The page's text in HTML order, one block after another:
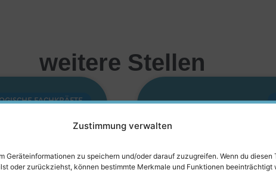
Zustimmung verwalten
zu speichern und/oder darauf zuzugreifen. Wenn du
oder zurückziehst, können bestimmte Merkmale und Funktionen beeinträchtigt
weitere Stellen
FACHKRÄFTE
Erzieher
Neuwied